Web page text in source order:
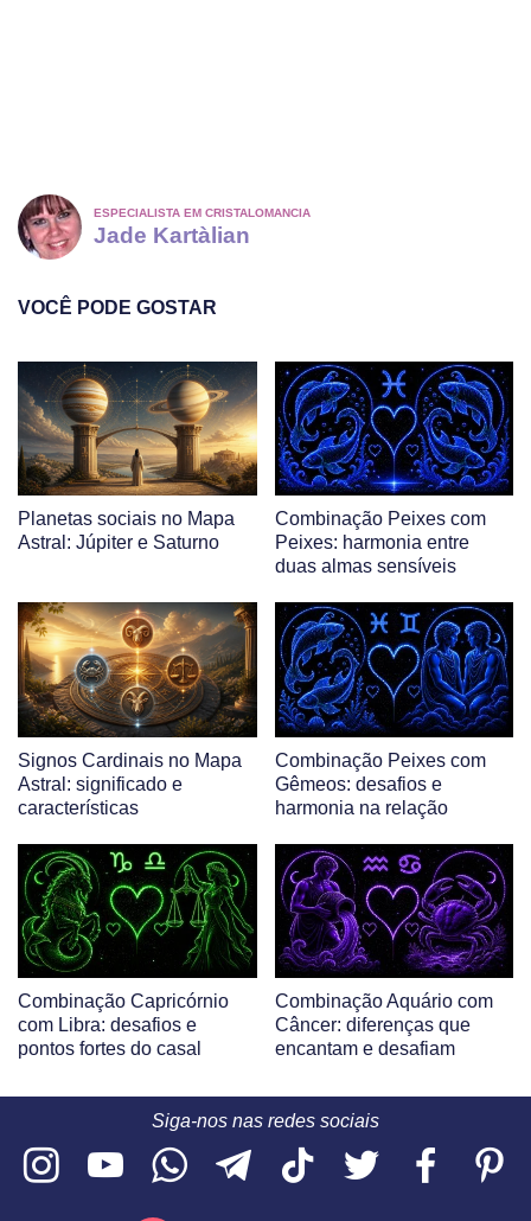
ESPECIALISTA EM CRISTALOMANCIA
Jade Kartàlian
VOCÊ PODE GOSTAR
Planetas sociais no Mapa
Astral: Júpiter e Saturno
Combinação Peixes com
Peixes: harmonia entre
duas almas sensíveis
Signos Cardinais no Mapa
Astral: significado e
características
Combinação Peixes com
Gêmeos: desafios e
harmonia na relação
Combinação Capricórnio
com Libra: desafios e
pontos fortes do casal
Combinação Aquário com
Câncer: diferenças que
encantam e desafiam
Siga-nos nas redes sociais